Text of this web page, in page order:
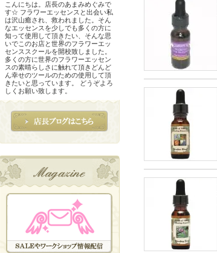
こんにちは。店長のあまみめぐみで
す☆ フラワーエッセンスと出会い私
は沢山癒され、救われました。そん
なエッセンスを少しでも多くの方に
知って使用して頂きたい、そんな思
いでこのお店と世界のフラワーエッ
センススクールを開校致しました。
多くの方に世界のフラワーエッセン
スの素晴らしさに触れて頂きどんど
ん幸せのツールのための使用して頂
きたいと思っています。 どうぞよろ
しくお願い致します。